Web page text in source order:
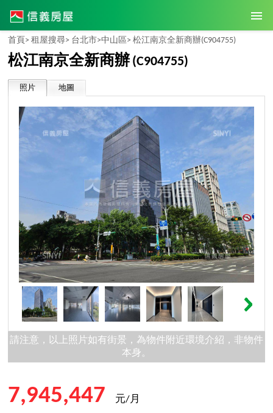
首頁> 租屋搜尋> 台北市>中山區> 松江南京全新商辦(C904755)
松江南京全新商辦 (C904755)
照片 地圖
請注意，以上照片如有街景，為物件附近環境介紹，非物件
本身。
7,945,447
元/月